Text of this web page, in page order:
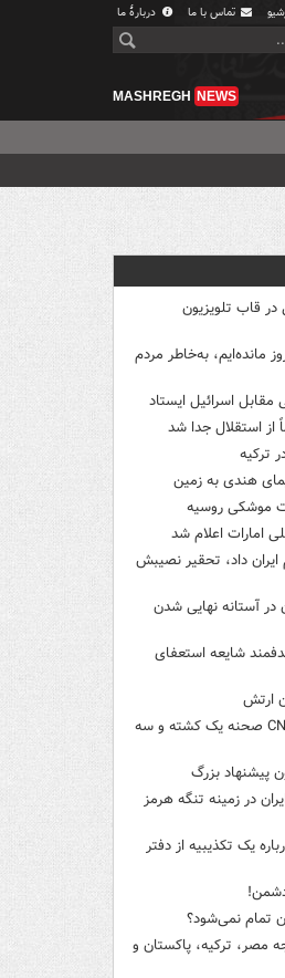
تماس با ما دربارهٔ ما
MASHREGH NEWS
قاب تلویزیون
مانده‌ایم، به‌خاطر مردم
اسرائیل ایستاد
از استقلال جدا شد
ترکیه
هندی به زمین
موشکی روسیه
امارات اعلام شد
داد، تحقیر نصیبش
در آستانه نهایی شدن
شایعه استعفای
ارتش
انفجار در جایگاه CNG صحنه یک کشته و سه
در زمینه تنگه هرمز
یک تکذیبیه از دفتر
دشمن!
تمام نمی‌شود؟
مصر، ترکیه، پاکستان و